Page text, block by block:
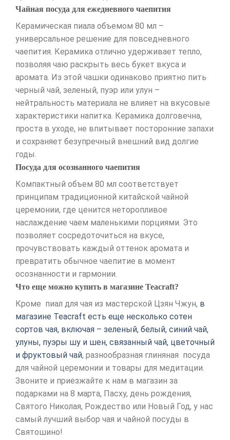
Чайная посуда для ежедневного чаепития
Керамическая пиала объемом 80 мл –
универсальное решение для повседневного
чаепития. Керамика отлично удерживает тепло,
позволяя чаю раскрыть весь букет вкуса и
аромата. Из этой чашки одинаково приятно пить
черный чай, зеленый, пуэр или улун –
нейтральность материала не влияет на вкусовые
характеристики напитка. Керамика долговечна,
проста в уходе, не впитывает посторонние запахи
и сохраняет безупречный внешний вид долгие
годы.
Посуда для осознанного чаепития
Компактный объем 80 мл соответствует
принципам традиционной китайской чайной
церемонии, где ценится неторопливое
наслаждение чаем маленькими порциями. Это
позволяет сосредоточиться на вкусе,
прочувствовать каждый оттенок аромата и
превратить обычное чаепитие в момент
осознанности и гармонии.
Что еще можно купить в магазине Teacraft?
Кроме пиал для чая из мастерской Цзян Чжун, в
магазине Teacraft есть еще несколько сотен
сортов чая, включая – зеленый, белый, синий чай,
улуны, пуэры шу и шен, связанный чай, цветочный
и фруктовый чай, разнообразная глиняная посуда
для чайной церемонии и товары для медитации.
Звоните и приезжайте к нам в магазин за
подарками на 8 марта, Пасху, день рождения,
Святого Николая, Рождество или Новый Год, у нас
самый лучший выбор чая и чайной посуды в
Святошино!